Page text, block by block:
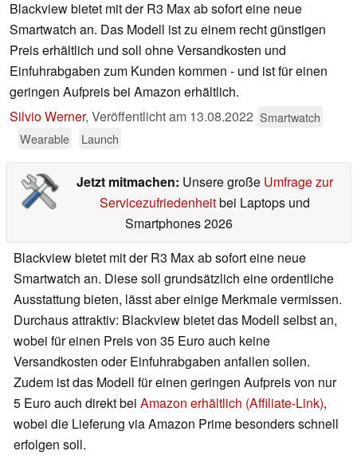
Blackview bietet mit der R3 Max ab sofort eine neue
Smartwatch an. Das Modell ist zu einem recht günstigen
Preis erhältlich und soll ohne Versandkosten und
Einfuhrabgaben zum Kunden kommen - und ist für einen
geringen Aufpreis bei Amazon erhältlich.
Silvio Werner, Veröffentlicht am 13.08.2022 Smartwatch
Wearable
Launch
Jetzt mitmachen: Unsere große Umfrage zur
Servicezufriedenheitbei Laptops und
Smartphones 2026
Blackview bietet mit der R3 Max ab sofort eine neue
Smartwatch an. Diese soll grundsätzlich eine ordentliche
Ausstattung bieten, lässt aber einige Merkmale vermissen.
Durchaus attraktiv: Blackview bietet das Modell selbst an,
wobei für einen Preis von 35 Euro auch keine
Versandkosten oder Einfuhrabgaben anfallen sollen.
Zudem ist das Modell für einen geringen Aufpreis von nur
5 Euro auch direkt bei Amazon erhältlich (Affiliate-Link),
wobei die Lieferung via Amazon Prime besonders schnell
erfolgen soll.